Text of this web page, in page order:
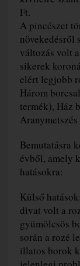
Ft.
A pincészet
növekedésről
változás volt
sikerek
elért legjobb
Három
termék), Ház
Bemutatásra
évből, amely
hatásokra:
Külső
divat volt a
gyümölcsös
során a rozé
illatos borok